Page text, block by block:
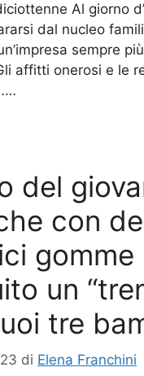
Al giorno
dal nucleo
sempre
affitti onerosi e le
del
con
gomme
un
tre
di Elena Franchini